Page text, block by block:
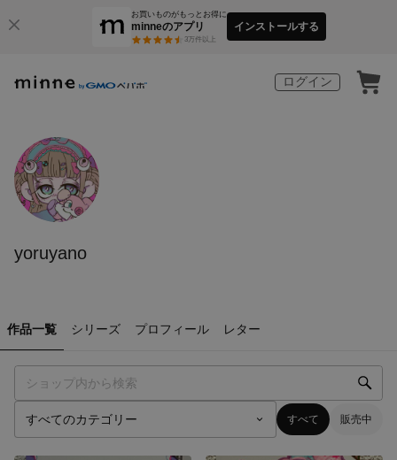
お買いものがもっとお得に
minneのアプリ
3万件以上
インストールする
ログイン
yoruyano
作品一覧 シリーズ プロフィール レター
すべて 販売中